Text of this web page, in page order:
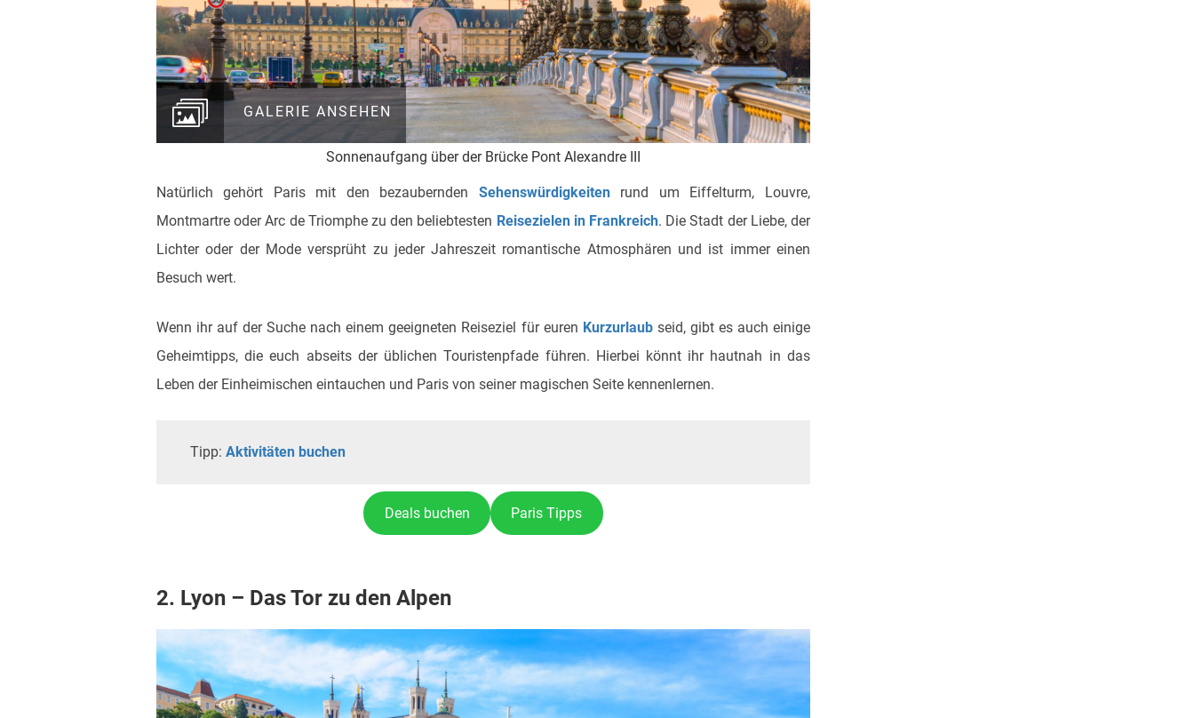
Sonnenaufgang über der Brücke Pont Alexandre III
GALERIE ANSEHEN
Natürlich gehört Paris mit den bezaubernden Sehenswürdigkeitenrund um Eiffelturm, Louvre,
Montmartre oder Arc de Triomphe zu den beliebtesten Reisezielen in Frankreich. Die Stadt der Liebe, der
Lichter oder der Mode versprüht zu jeder Jahreszeit romantische Atmosphären und ist immer einen
Besuch wert.
Wenn ihr auf der Suche nach einem geeigneten Reiseziel für euren Kurzurlaubseid, gibt es auch einige
Geheimtipps, die euch abseits der üblichen Touristenpfade führen. Hierbei könnt ihr hautnah in das
Leben der Einheimischen eintauchen und Paris von seiner magischen Seite kennenlernen.
Tipp: Aktivitäten buchen
Deals buchen Paris Tipps
2. Lyon – Das Tor zu den Alpen